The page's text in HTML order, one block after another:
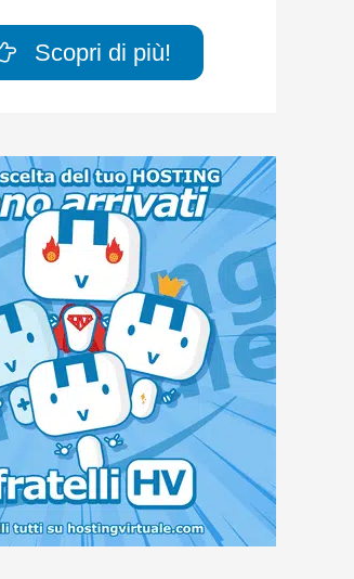
Scopri di più!